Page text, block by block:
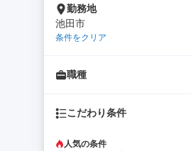
勤務地
池田市
条件をクリア
職種
こだわり条件
人気の条件